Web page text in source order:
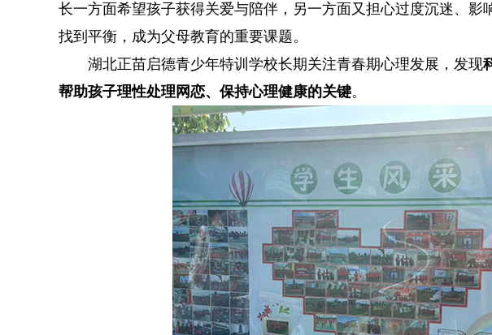
长一方面希望孩子获得关爱与陪伴，另一方面又担心过度沉迷、影
找到平衡，成为父母教育的重要课题。
湖北正苗启德青少年特训学校长期关注青春期心理发展，发现
帮助孩子理性处理网恋、保持心理健康的关键。